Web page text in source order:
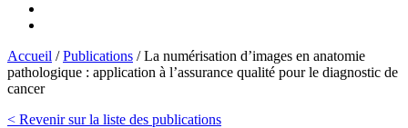
Accueil /Publications /La numérisation d’images en anatomie
pathologique : application à l’assurance qualité pour le diagnostic de
cancer
< Revenir sur la liste des publications